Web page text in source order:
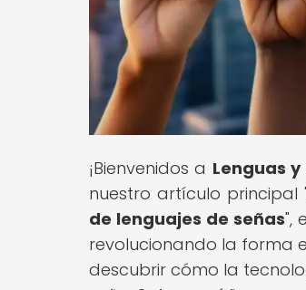
¡Bienvenidos a Lenguas y
nuestro artículo principal
de lenguajes de señas",
revolucionando la forma
descubrir cómo la